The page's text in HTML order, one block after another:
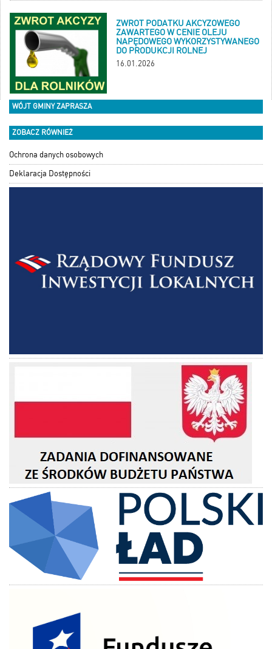
ZWROT PODATKU AKCYZOWEGO
ZAWARTEGO W CENIE OLEJU
NAPĘDOWEGO WYKORZYSTYWANEGO
DO PRODUKCJI ROLNEJ
16.01.2026
WÓJT GMINY ZAPRASZA
ZOBACZ RÓWNIEŻ
Ochrona danych osobowych
Deklaracja Dostępności